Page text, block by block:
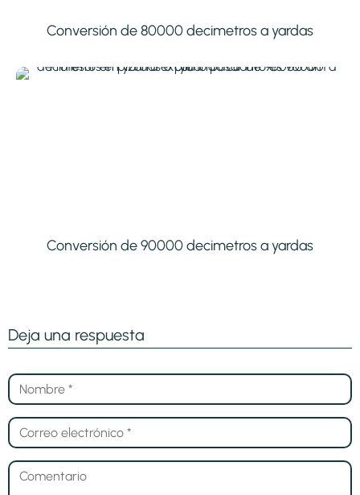
Conversión de 80000 decimetros a yardas
Conversión de 90000 decimetros a yardas
Deja una respuesta